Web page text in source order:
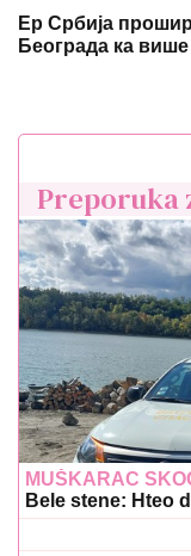
Ер Србија
Београда ка
Preporuka
MUŠKARAC
Bele stene: Hteo